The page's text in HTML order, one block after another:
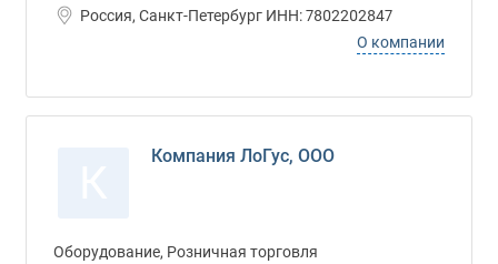
Россия, Санкт-Петербург ИНН: 7802202847
О компании
Компания ЛоГус, ООО
Оборудование, Розничная торговля